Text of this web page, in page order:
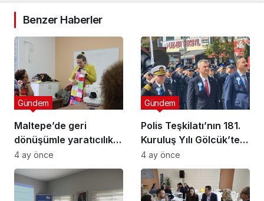
Benzer Haberler
Maltepe’de geri
dönüşümle yaratıcılık
buluştu
Gündem
4 ay önce
Polis Teşkilatı’nın 181.
Kuruluş Yılı Gölcük’te
Törenle Kutlandı
Gündem
4 ay önce